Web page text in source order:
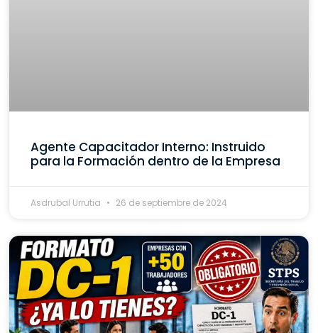
Agente Capacitador Interno: Instruido
para la Formación dentro de la Empresa
Asdrubal Urrutia 26 de septiembre de 2024